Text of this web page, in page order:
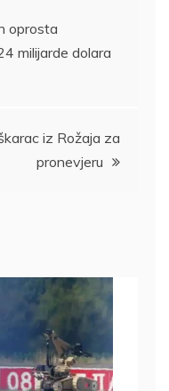
oprosta
milijarde dolara
iz Rožaja za
pronevjeru